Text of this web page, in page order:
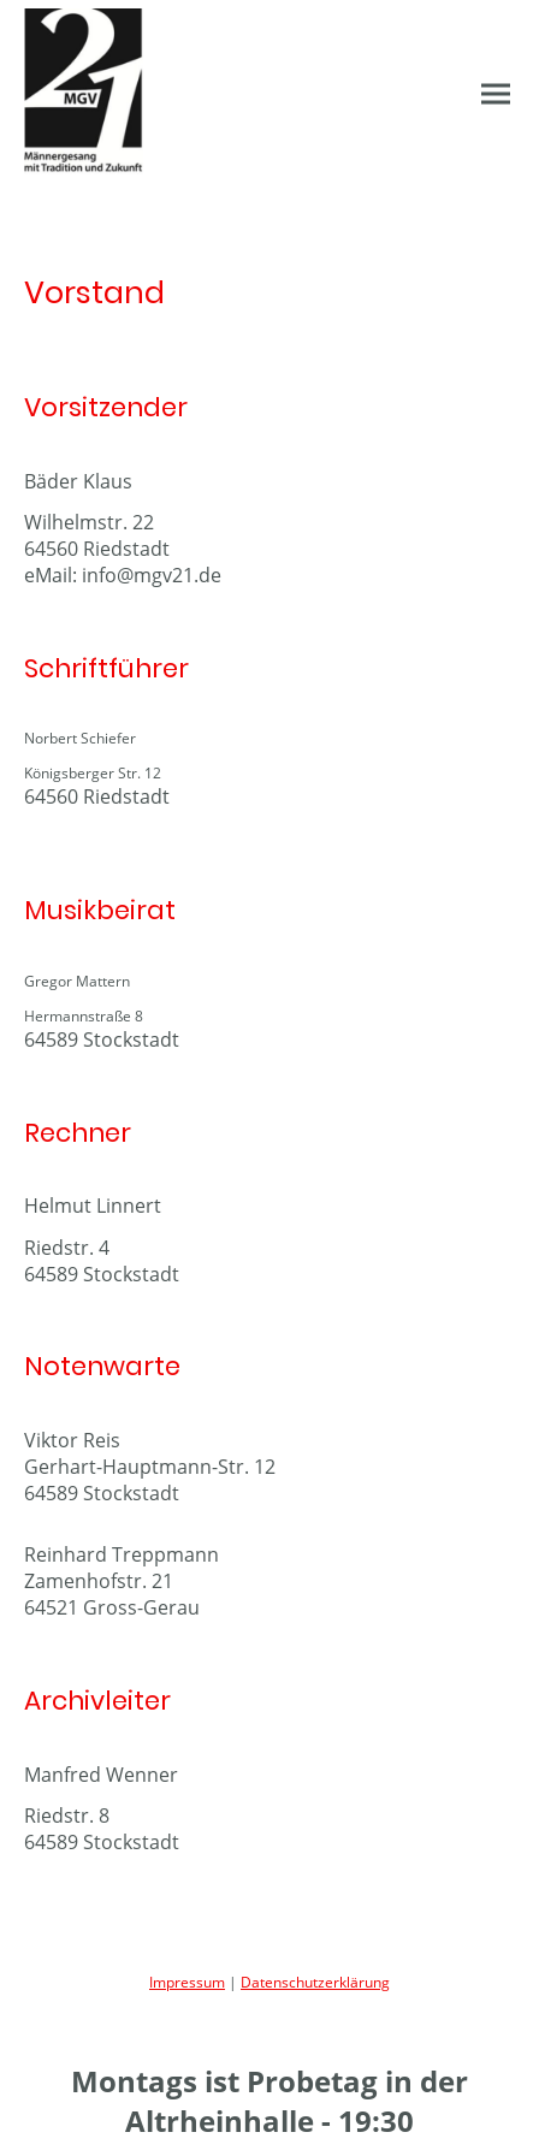
Vorstand
Vorsitzender
Bäder Klaus
Wilhelmstr. 22
64560 Riedstadt
eMail: info@mgv21.de
Schriftführer
Norbert Schiefer
Königsberger Str. 12
64560 Riedstadt
Musikbeirat
Gregor Mattern
Hermannstraße 8
64589 Stockstadt
Rechner
Helmut Linnert
Riedstr. 4
64589 Stockstadt
Notenwarte
Viktor Reis
Gerhart-Hauptmann-Str. 12
64589 Stockstadt
Reinhard Treppmann
Zamenhofstr. 21
64521 Gross-Gerau
Archivleiter
Manfred Wenner
Riedstr. 8
64589 Stockstadt
Impressum | Datenschutzerklärung
Montags ist Probetag in der
Altrheinhalle - 19:30